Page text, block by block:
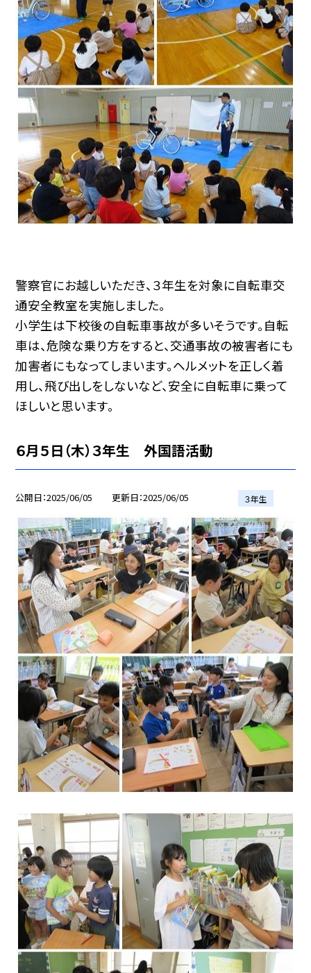
警察官にお越しいただき、３年生を対象に自転車交
通安全教室を実施しました。
小学生は下校後の自転車事故が多いそうです。自転
車は、危険な乗り方をすると、交通事故の被害者にも
加害者にもなってしまいます。ヘルメットを正しく着
用し、飛び出しをしないなど、安全に自転車に乗って
ほしいと思います。
６月５日（木）３年生 外国語活動
公開日 2025/06/05 更新日 2025/06/05 ３年生